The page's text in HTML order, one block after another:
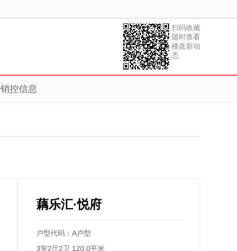
扫码收藏
随时查看
楼盘新动
态
销控信息
藕乐汇·悦府
户型代码：A户型
3室2厅2卫 120.0平米